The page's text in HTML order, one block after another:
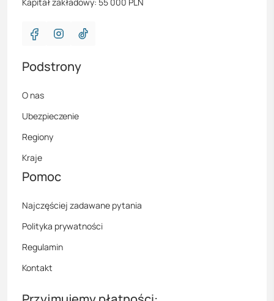
Podstrony
O nas
Ubezpieczenie
Regiony
Kraje
Pomoc
Najczęściej zadawane pytania
Polityka prywatności
Regulamin
Kontakt